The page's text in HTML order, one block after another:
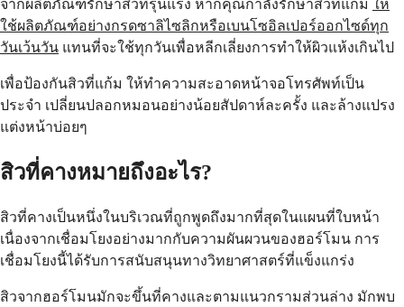
จากผลิตภัณฑ์รักษาสิวที่รุนแรง หากคุณกำลังรักษาสิวที่แก้ม ให้
ใช้ผลิตภัณฑ์อย่างกรดซาลิไซลิกหรือเบนโซอิลเปอร์ออกไซด์ทุก
วันเว้นวัน แทนที่จะใช้ทุกวันเพื่อหลีกเลี่ยงการทำให้ผิวแห้งเกินไป
เพื่อป้องกันสิวที่แก้ม ให้ทำความสะอาดหน้าจอโทรศัพท์เป็น
ประจำ เปลี่ยนปลอกหมอนอย่างน้อยสัปดาห์ละครั้ง และล้างแปรง
แต่งหน้าบ่อยๆ
สิวที่คางหมายถึงอะไร?
สิวที่คางเป็นหนึ่งในบริเวณที่ถูกพูดถึงมากที่สุดในแผนที่ใบหน้า
เนื่องจากเชื่อมโยงอย่างมากกับความผันผวนของฮอร์โมน การ
เชื่อมโยงนี้ได้รับการสนับสนุนทางวิทยาศาสตร์ที่แข็งแกร่ง
สิวจากฮอร์โมนมักจะขึ้นที่คางและตามแนวกรามส่วนล่าง มักพบ